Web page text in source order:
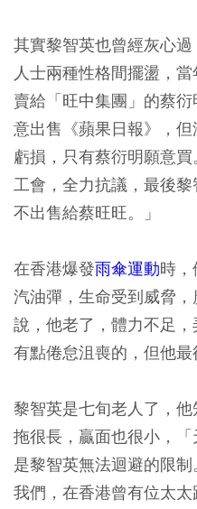
其實黎智英也曾經灰心
人士兩種性格間擺盪，
賣給「旺中集團」的蔡
意出售《蘋果日報》，
虧損，只有蔡衍明願意
工會，全力抗議，最後
不出售給蔡旺旺。」
在香港爆發雨傘運動時
汽油彈，生命受到威脅
說，他老了，體力不足
有點倦怠沮喪的，但他最
黎智英是七旬老人了，
拖很長，贏面也很小，
是黎智英無法迴避的限
我們，在香港曾有位太